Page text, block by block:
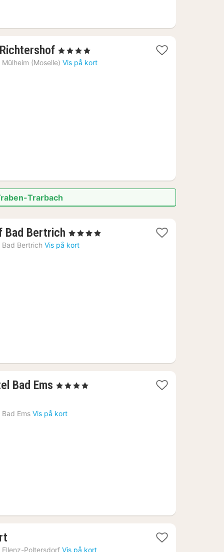
1
nat
, 4 Stjerner
Mülheim (Moselle) Vis på kort
Trarbach
Bad Bertrich 1
nat
, 4 Stjerner
Bad Bertrich Vis på kort
Bad Ems 1
fra
1944
, 4 Stjerner
Bad Ems Vis på kort
nætter
Ellenz-Poltersdorf Vis på kort